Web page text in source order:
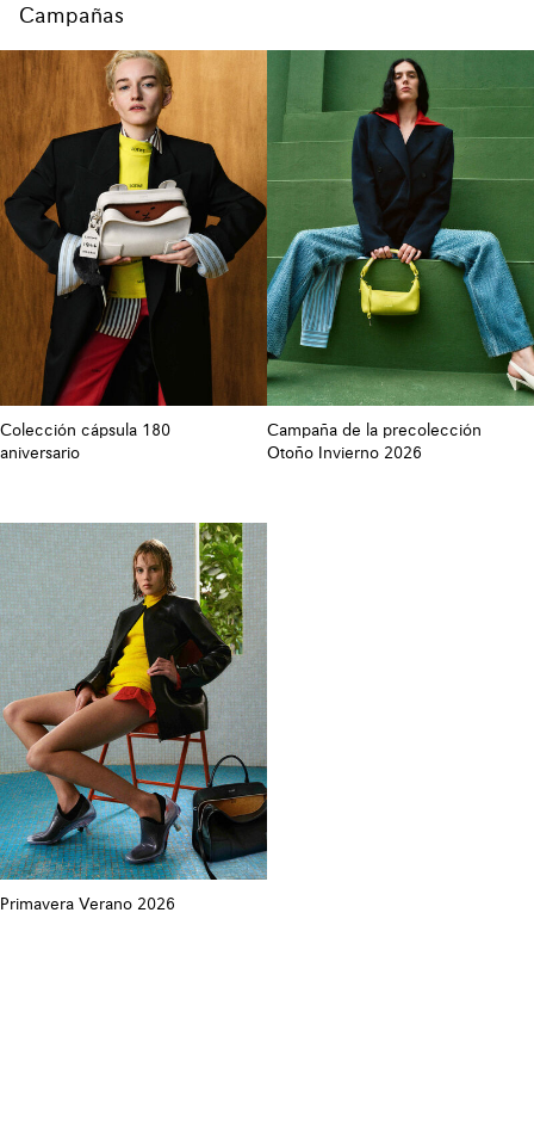
Campañas
Colección cápsula 180
aniversario
Campaña de la precolección
Otoño Invierno 2026
Primavera Verano 2026